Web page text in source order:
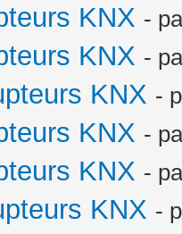
KNX -
KNX -
KNX -
KNX -
KNX -
KNX -